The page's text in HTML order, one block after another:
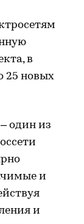
в
25 новых
один из
и
и